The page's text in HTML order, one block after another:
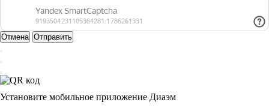
Отмена Отправить
Установите мобильное приложение Диаэм